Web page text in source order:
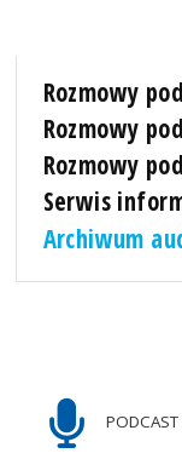
Rozmowy
Rozmowy
Rozmowy
Serwis
Archiwum